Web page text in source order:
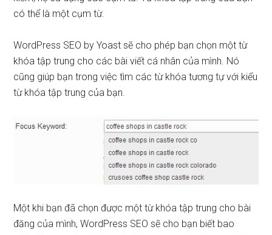
có thể là một cụm từ.
WordPress SEO by Yoast sẽ cho phép bạn chọn một từ
khóa tập trung cho các bài viết cá nhân của mình. Nó
cũng giúp bạn trong việc tìm các từ khóa tương tự với kiểu
từ khóa tập trung của bạn.
Một khi bạn đã chọn được một từ khóa tập trung cho bài
đăng của mình, WordPress SEO sẽ cho bạn biết bao